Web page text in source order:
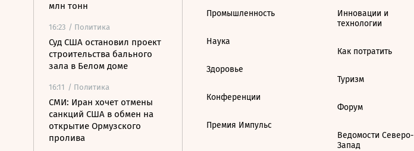
млн тонн
16:23 / Политика
Суд США остановил проект
строительства бального
зала в Белом доме
16:11 / Политика
СМИ: Иран хочет отмены
санкций США в обмен на
открытие Ормузского
пролива
Промышленность
Наука
Здоровье
Конференции
Премия Импульс
Инновации и
технологии
Как потратить
Туризм
Форум
Ведомости Северо-
Запад